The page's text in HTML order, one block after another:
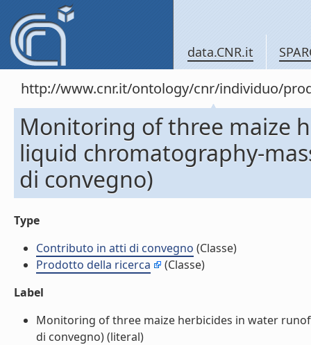
data.CNR.it
http://www.cnr.it/ontology/cnr/individuo/
Monitoring of three maize
liquid chromatography-
di convegno)
Type
Contributo in atti di convegno (Classe)
Prodotto della ricerca
(Classe)
Label
Monitoring of three maize herbicides in water
di convegno) (literal)